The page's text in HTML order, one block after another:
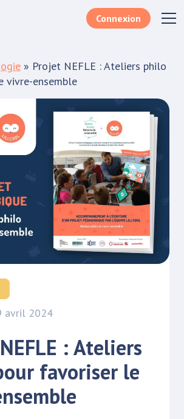
Connexion
» Projet NEFLE : Ateliers philo
vivre-ensemble
avril 2024
: Ateliers
favoriser le
formulaire lorem ipsum dolor sit
adipiscing elit aenean
sodales porttitor.